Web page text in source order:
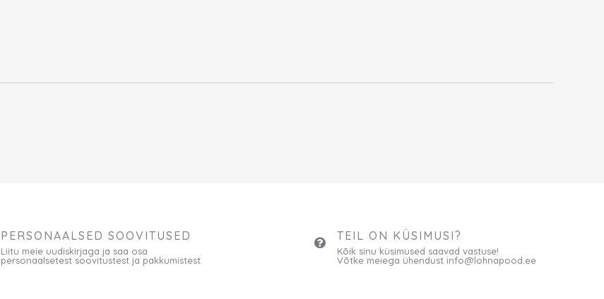
PERSONAALSED SOOVITUSED
Liitu meie uudiskirjaga ja saa osa
personaalsetest soovitustest ja pakkumistest
TEIL ON KÜSIMUSI?
Kõik sinu küsimused saavad vastuse!
Võtke meiega ühendust info@lohnapood.ee